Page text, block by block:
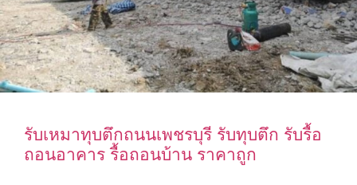
รับเหมาทุบตึกถนนเพชรบุรี รับทุบตึก รับรื้อ
ถอนอาคาร รื้อถอนบ้าน ราคาถูก